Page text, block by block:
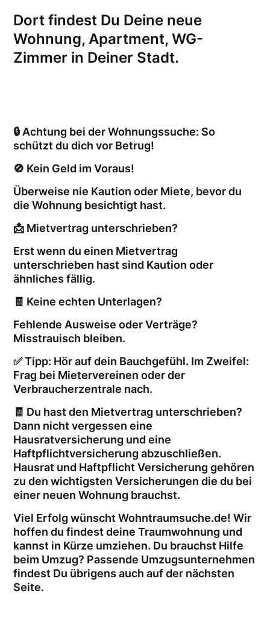
Dort findest Du Deine neue
Wohnung, Apartment, WG-
Zimmer in Deiner Stadt.
🔒 Achtung bei der Wohnungssuche: So
schützt du dich vor Betrug!
🚫 Kein Geld im Voraus!
Überweise nie Kaution oder Miete, bevor du
die Wohnung besichtigt hast.
📩 Mietvertrag unterschrieben?
Erst wenn du einen Mietvertrag
unterschrieben hast sind Kaution oder
ähnliches fällig.
🧾 Keine echten Unterlagen?
Fehlende Ausweise oder Verträge?
Misstrauisch bleiben.
✅ Tipp: Hör auf dein Bauchgefühl. Im Zweifel:
Frag bei Mietervereinen oder der
Verbraucherzentrale nach.
🧾 Du hast den Mietvertrag unterschrieben?
Dann nicht vergessen eine
Hausratversicherung und eine
Haftpflichtversicherung abzuschließen.
Hausrat und Haftpflicht Versicherung gehören
zu den wichtigsten Versicherungen die du bei
einer neuen Wohnung brauchst.
Viel Erfolg wünscht Wohntraumsuche.de! Wir
hoffen du findest deine Traumwohnung und
kannst in Kürze umziehen. Du brauchst Hilfe
beim Umzug? Passende Umzugsunternehmen
findest Du übrigens auch auf der nächsten
Seite.